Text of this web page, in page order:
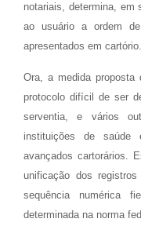
notariais, determina, em
ao usuário a ordem
apresentados em cartório.
Ora, a medida proposta
protocolo difícil de ser
serventia, e vários
instituições de
avançados cartorários.
unificação dos
sequência numérica
determinada na norma